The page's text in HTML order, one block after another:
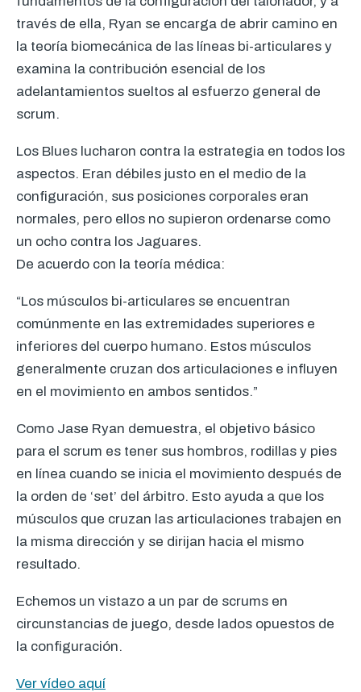
través de ella, Ryan se encarga de abrir camino en
la teoría biomecánica de las líneas bi-articulares y
examina la contribución esencial de los
adelantamientos sueltos al esfuerzo general de
scrum.
Los Blues lucharon contra la estrategia en todos los
aspectos. Eran débiles justo en el medio de la
configuración, sus posiciones corporales eran
normales, pero ellos no supieron ordenarse como
un ocho contra los Jaguares.
De acuerdo con la teoría médica:
“Los músculos bi-articulares se encuentran
comúnmente en las extremidades superiores e
inferiores del cuerpo humano. Estos músculos
generalmente cruzan dos articulaciones e influyen
en el movimiento en ambos sentidos.”
Como Jase Ryan demuestra, el objetivo básico
para el scrum es tener sus hombros, rodillas y pies
en línea cuando se inicia el movimiento después de
la orden de ‘set’ del árbitro. Esto ayuda a que los
músculos que cruzan las articulaciones trabajen en
la misma dirección y se dirijan hacia el mismo
resultado.
Echemos un vistazo a un par de scrums en
circunstancias de juego, desde lados opuestos de
la configuración.
Ver vídeo aquí